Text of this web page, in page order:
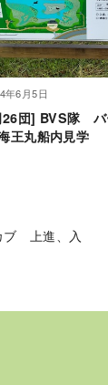
年6月5日
26団] BVS隊 バ
王丸船内見学
ブ 上進、入